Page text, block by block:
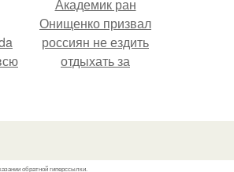
Академик ран
Онищенко призвал
россиян не ездить
отдыхать за
Когда у нас в
обратной гиперссылки.